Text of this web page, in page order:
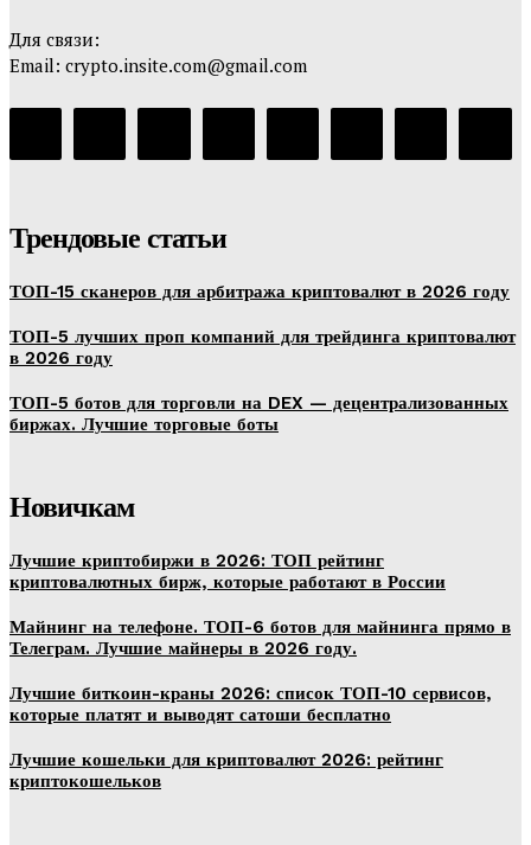
Для связи:
Email: crypto.insite.com@gmail.com
Трендовые статьи
ТОП-15 сканеров для арбитража криптовалют в 2026 году
ТОП-5 лучших проп компаний для трейдинга криптовалют
в 2026 году
ТОП-5 ботов для торговли на DEX — децентрализованных
биржах. Лучшие торговые боты
Новичкам
Лучшие криптобиржи в 2026: ТОП рейтинг
криптовалютных бирж, которые работают в России
Майнинг на телефоне. ТОП-6 ботов для майнинга прямо в
Телеграм. Лучшие майнеры в 2026 году.
Лучшие биткоин-краны 2026: список ТОП-10 сервисов,
которые платят и выводят сатоши бесплатно
Лучшие кошельки для криптовалют 2026: рейтинг
криптокошельков